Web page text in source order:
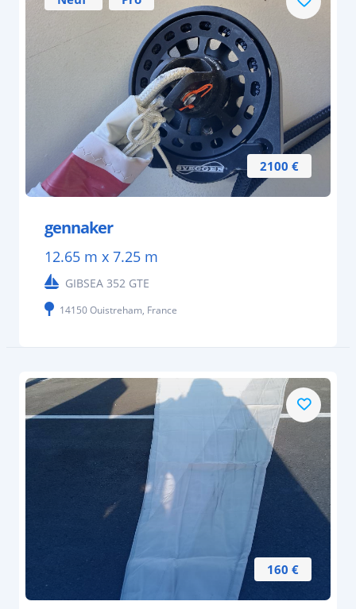
2100 €
gennaker
12.65 m x 7.25 m
GIBSEA 352 GTE
14150 Ouistreham, France
160 €